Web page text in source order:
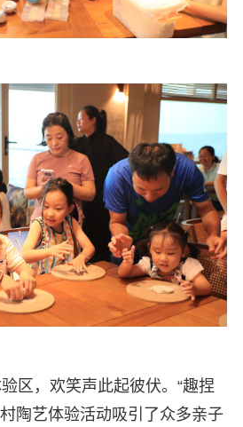
区，欢笑声此起彼伏。“趣捏
陶艺体验活动吸引了众多亲子